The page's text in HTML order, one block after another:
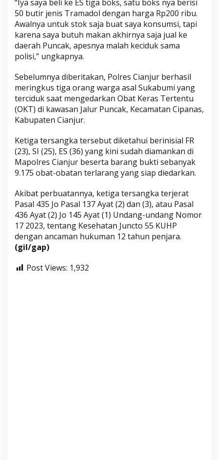
“Iya saya beli ke ES tiga boks, satu boks nya berisi
50 butir jenis Tramadol dengan harga Rp200 ribu.
Awalnya untuk stok saja buat saya konsumsi, tapi
karena saya butuh makan akhirnya saja jual ke
daerah Puncak, apesnya malah keciduk sama
polisi,” ungkapnya.
Sebelumnya diberitakan, Polres Cianjur berhasil
meringkus tiga orang warga asal Sukabumi yang
terciduk saat mengedarkan Obat Keras Tertentu
(OKT) di kawasan Jalur Puncak, Kecamatan Cipanas,
Kabupaten Cianjur.
Ketiga tersangka tersebut diketahui berinisial FR
(23), SI (25), ES (36) yang kini sudah diamankan di
Mapolres Cianjur beserta barang bukti sebanyak
9.175 obat-obatan terlarang yang siap diedarkan.
Akibat perbuatannya, ketiga tersangka terjerat
Pasal 435 Jo Pasal 137 Ayat (2) dan (3), atau Pasal
436 Ayat (2) Jo 145 Ayat (1) Undang-undang Nomor
17 2023, tentang Kesehatan Juncto 55 KUHP
dengan ancaman hukuman 12 tahun penjara.
(gil/gap)
Post Views: 1,932